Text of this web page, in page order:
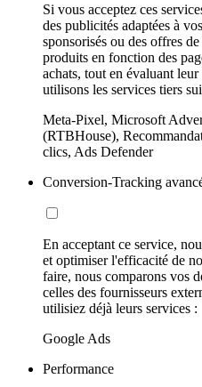
Si vous acceptez ces
des publicités adaptées à
sponsorisés ou des offres
produits en fonction des
achats, tout en évaluant
utilisons les services tiers
Meta-Pixel, Microsoft
(RTBHouse),
clics, Ads Defender
Conversion-Tracking
En acceptant ce service,
et optimiser l'efficacité de
faire, nous comparons vos
celles des fournisseurs
utilisiez déjà leurs services :
Google Ads
Performance